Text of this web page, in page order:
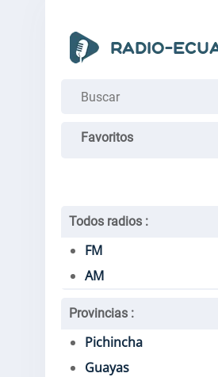
Favoritos
Todos radios :
FM
AM
Provincias :
Pichincha
Guayas